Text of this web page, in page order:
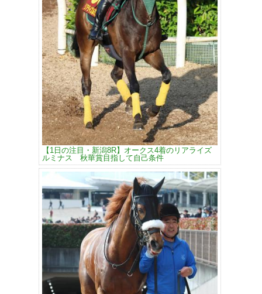
【1日の注目・新潟8R】オークス4着のリアライズ
ルミナス 秋華賞目指して自己条件